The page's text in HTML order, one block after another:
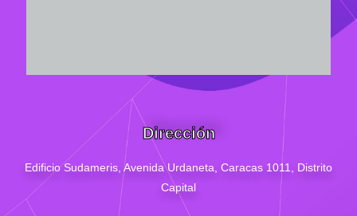
Dirección
Edificio Sudameris, Avenida Urdaneta, Caracas 1011, Distrito
Capital